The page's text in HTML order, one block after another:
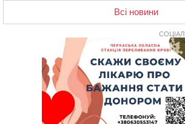
На Уманщині експосадовицю
судитимуть через завдані бюджету
У Єрках прощатимуться з
стрільцем ДШВ
Апеляційний суд підтвердив
тис. грн шкоди за незаконний
У Черкасах за ніч виявили 15
комендантської години та 10
Всі новини